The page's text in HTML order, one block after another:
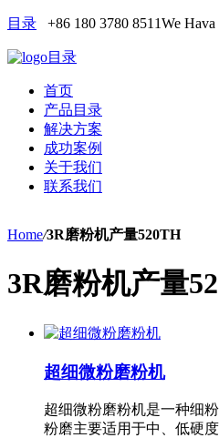
目录 +86 180 3780 8511We Hava
目录
首页
产品目录
解决方案
成功案例
关于我们
联系我们
Home/3R磨粉机产量520TH
3R磨粉机产量
超细微粉磨粉机
超细微粉磨粉机是一种细
粉磨主要适用于中、低硬